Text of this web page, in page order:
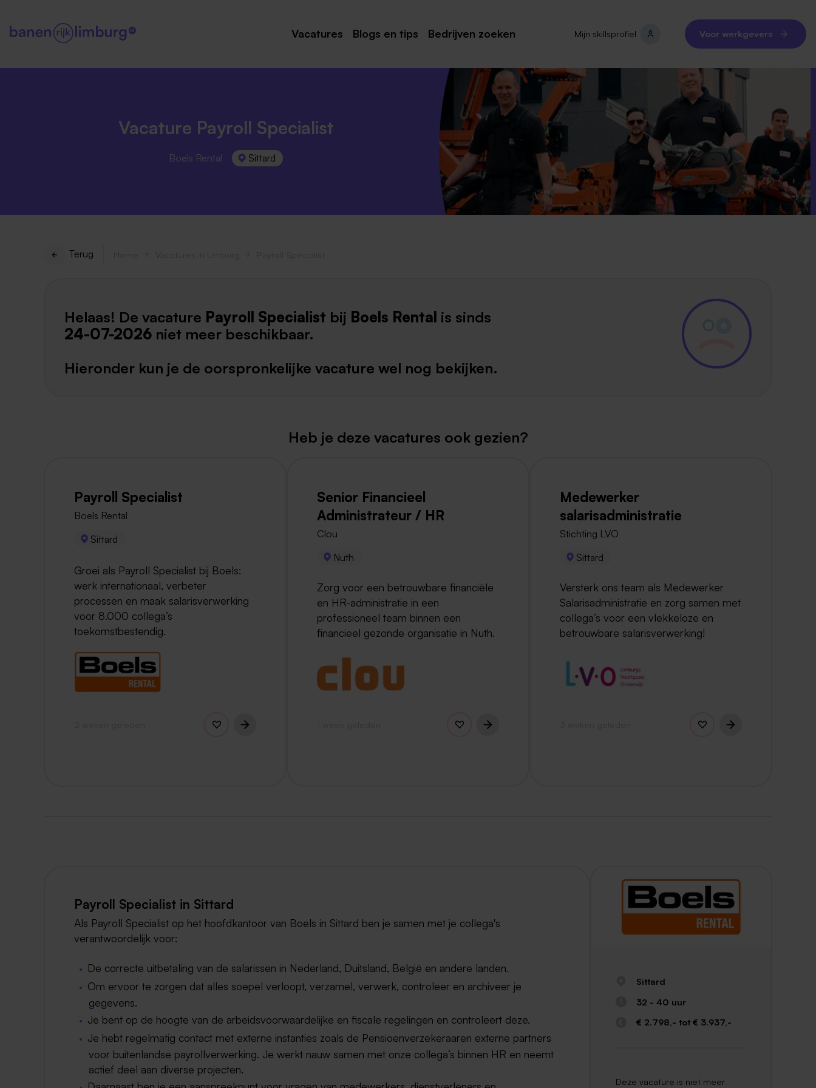
Vacatures
Maastricht
Venlo
Midden-Limburg
Kerkrade
Blogs en tips Bedrijven zoeken Mijn skillsprofiel Voor werkgevers
Vacature Payroll Specialist
Boels Rental Sittard
Terug
Helaas! De vacature Payroll Specialist bij Boels Rental is sinds
24-07-2026 niet meer beschikbaar.
Hieronder kun je de oorspronkelijke vacature wel nog bekijken.
Heb je deze vacatures ook gezien?
Payroll Specialist
Boels Rental
Sittard
Groei als Payroll Specialist bij Boels:
werk internationaal, verbeter
processen en maak salarisverwerking
voor 8.000 collega’s
toekomstbestendig.
Senior Financieel
Administrateur / HR
Clou
Nuth
Zorg voor een betrouwbare financiële
en HR-administratie in een
professioneel team binnen een
financieel gezonde organisatie in Nuth.
Medewerker
salarisadministratie
Stichting LVO
Sittard
Versterk ons team als Medewerker
Salarisadministratie en zorg samen met
collega’s voor een vlekkeloze en
betrouwbare salarisverwerking!
Payroll Specialist in Sittard
Als Payroll Specialist op het hoofdkantoor van Boels in Sittard ben je samen met je collega's
verantwoordelijk voor:
De correcte uitbetaling van de salarissen in Nederland, Duitsland, België en andere landen.
Om ervoor te zorgen dat alles soepel verloopt, verzamel, verwerk, controleer en archiveer je
gegevens.
Je bent op de hoogte van de arbeidsvoorwaardelijke en fiscale regelingen en controleert deze.
Je hebt regelmatig contact met externe instanties zoals de Pensioenverzekeraaren externe partners
voor buitenlandse payrollverwerking. Je werkt nauw samen met onze collega’s binnen HR en neemt
actief deel aan diverse projecten.
Sittard
32 - 40 uur
€ 2.798,- tot € 3.937,-
Deze vacature is niet meer